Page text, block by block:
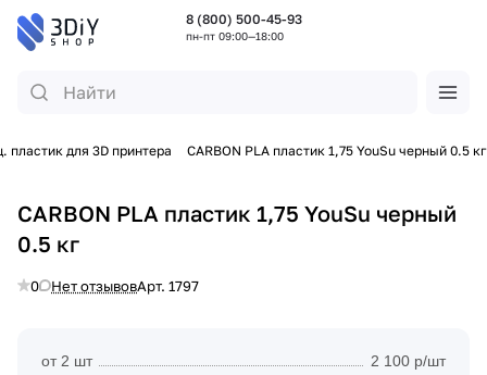
8 (800) 500-45-93
пн-пт 09:00—18:00
пластик для 3D принтера CARBON PLA пластик 1,75 YouSu черный 0.5 кг
CARBON PLA пластик 1,75 YouSu черный
0.5 кг
0 Нет отзывовАрт. 1797
от 2 шт
2 100 р/шт